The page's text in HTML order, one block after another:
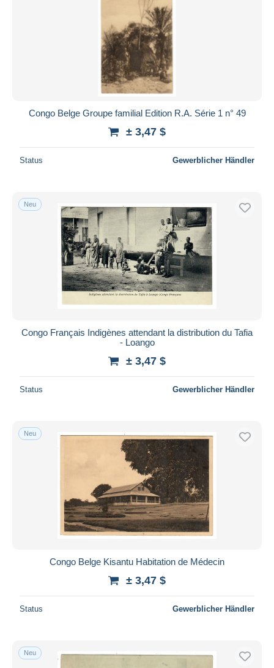
Congo Belge Groupe familial Edition R.A. Série 1 n° 49
± 3,47 $
Status Gewerblicher Händler
Neu
Congo Français Indigènes attendant la distribution du Tafia
- Loango
± 3,47 $
Status Gewerblicher Händler
Neu
Congo Belge Kisantu Habitation de Médecin
± 3,47 $
Status Gewerblicher Händler
Neu